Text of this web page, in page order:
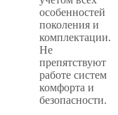
особенностей
поколения и
комплектации.
Не
препятствуют
работе систем
комфорта и
безопасности.